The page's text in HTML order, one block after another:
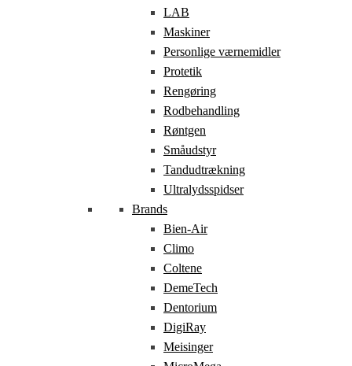
LAB
Maskiner
Personlige værnemidler
Protetik
Rengøring
Rodbehandling
Røntgen
Småudstyr
Tandudtrækning
Ultralydsspidser
Brands
Bien-Air
Climo
Coltene
DemeTech
Dentorium
DigiRay
Meisinger